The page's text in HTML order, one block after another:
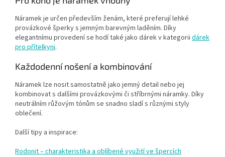
Náramek je určen především ženám, které preferují lehké
provázkové šperky s jemným barevným laděním. Díky
elegantnímu provedení se hodí také jako dárek v kategorii dárek
pro přítelkyni.
Každodenní nošení a kombinování
Náramek lze nosit samostatně jako jemný detail nebo jej
kombinovat s dalšími provázkovými či stříbrnými náramky. Díky
neutrálním růžovým tónům se snadno sladí s různými styly
oblečení.
Další tipy a inspirace:
Rodonit – charakteristika a oblíbené využití ve špercích